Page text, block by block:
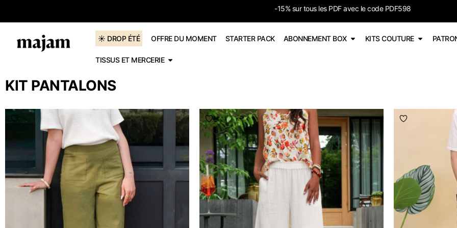
-15% sur tous les PDF avec le code PDF598
☀️ DROP ÉTÉ OFFRE DU MOMENT STARTER PACK ABONNEMENT BOX KITS COUTURE
TISSUS ET MERCERIE
KIT PANTALONS